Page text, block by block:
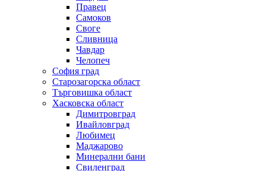
Правец
Самоков
Своге
Сливница
Чавдар
Челопеч
София град
Старозагорска област
Търговишка област
Хасковска област
Димитровград
Ивайловград
Любимец
Маджарово
Минерални бани
Свиленград